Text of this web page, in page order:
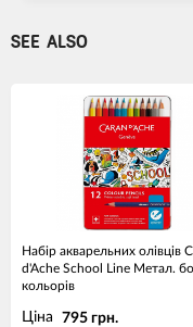
SEE ALSO
Набір акварельних олівців
d'Ache School Line Метал.
кольорів
Ціна 795 грн.